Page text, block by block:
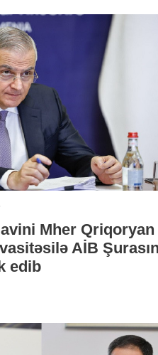
Mher Qriqoryan
AİB
edib